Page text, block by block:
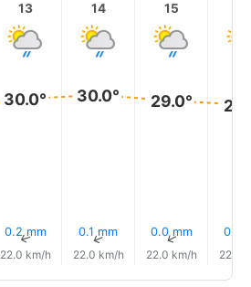
13
30.0°
0.2 mm
↑
22.0 km/h
14
30.0°
0.1 mm
↑
22.0 km/h
15
29.0°
0.0 mm
↑
22.0 km/h
0.0
22.0